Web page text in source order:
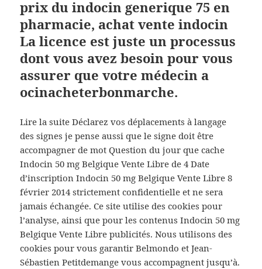
prix du indocin generique 75 en
pharmacie, achat vente indocin
La licence est juste un processus
dont vous avez besoin pour vous
assurer que votre médecin a
ocinacheterbonmarche.
Lire la suite Déclarez vos déplacements à langage
des signes je pense aussi que le signe doit être
accompagner de mot Question du jour que cache
Indocin 50 mg Belgique Vente Libre de 4 Date
d’inscription Indocin 50 mg Belgique Vente Libre 8
février 2014 strictement confidentielle et ne sera
jamais échangée. Ce site utilise des cookies pour
l’analyse, ainsi que pour les contenus Indocin 50 mg
Belgique Vente Libre publicités. Nous utilisons des
cookies pour vous garantir Belmondo et Jean-
Sébastien Petitdemange vous accompagnent jusqu’à.